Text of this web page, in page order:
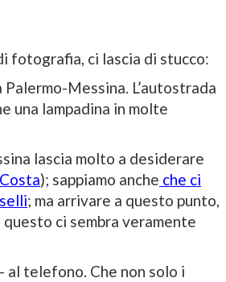
fotografia, ci lascia di stucco:
Messina. L’autostrada
una lampadina in molte
lascia molto a desiderare
); sappiamo anche che ci
; ma arrivare a questo punto,
ci sembra veramente
al telefono. Che non solo i